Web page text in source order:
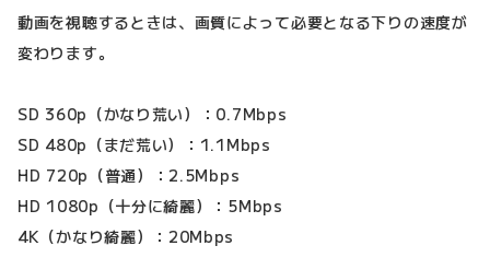
動画を視聴するときは、画質によって必要となる下りの速度が
変わります。
SD 360p（かなり荒い）：0.7Mbps
SD 480p（まだ荒い）：1.1Mbps
HD 720p（普通）：2.5Mbps
HD 1080p（十分に綺麗）：5Mbps
4K（かなり綺麗）：20Mbps